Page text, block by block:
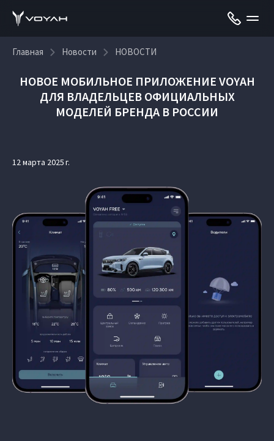
Главная Новости НОВОСТИ
НОВОЕ МОБИЛЬНОЕ ПРИЛОЖЕНИЕ VOYAH
ДЛЯ ВЛАДЕЛЬЦЕВ ОФИЦИАЛЬНЫХ
МОДЕЛЕЙ БРЕНДА В РОССИИ
12 марта 2025 г.